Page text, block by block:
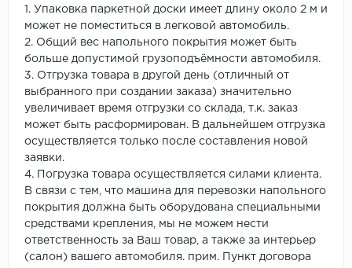
1. Упаковка паркетной доски имеет длину около 2 м и
может не поместиться в легковой автомобиль.
2. Общий вес напольного покрытия может быть
больше допустимой грузоподъёмности автомобиля.
3. Отгрузка товара в другой день (отличный от
выбранного при создании заказа) значительно
увеличивает время отгрузки со склада, т.к. заказ
может быть расформирован. В дальнейшем отгрузка
осуществляется только после составления новой
заявки.
4. Погрузка товара осуществляется силами клиента.
В связи с тем, что машина для перевозки напольного
покрытия должна быть оборудована специальными
средствами крепления, мы не можем нести
ответственность за Ваш товар, а также за интерьер
(салон) вашего автомобиля. прим. Пункт договора